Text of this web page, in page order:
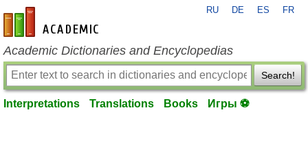
en-academic.com
RU DE ES FR
Academic Dictionaries and Encyclopedias
Search!
Interpretations Translations Books Игры ⚽